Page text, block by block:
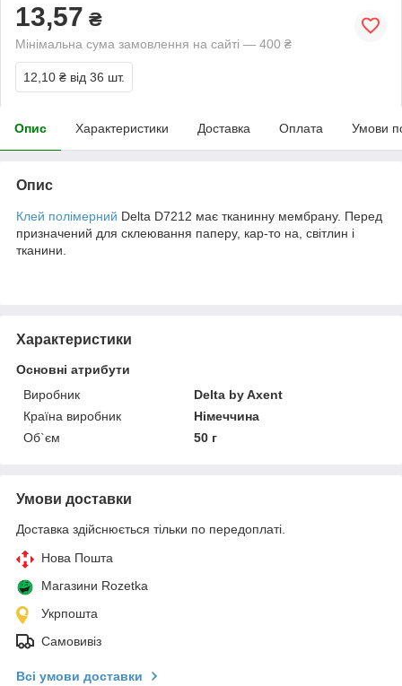
13,57 ₴
Мінімальна сума замовлення на сайті — 400 ₴
12,10 ₴ від 36 шт.
Опис Характеристики Доставка Оплата Умови
Опис
Клей полімерний Delta D7212 має тканинну мембрану. Перед
призначений для склеювання паперу, кар-то на, світлин і
тканини.
Характеристики
Основні атрибути
Виробник
Delta by Axent
Країна виробник
Німеччина
Об`єм
50 г
Умови доставки
Доставка здійснюється тільки по передоплаті.
Нова Пошта
Магазини Rozetka
Укрпошта
Самовивіз
Всі умови доставки